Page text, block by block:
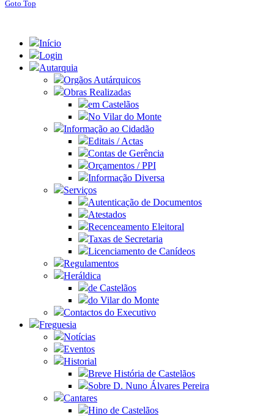
Goto Top
Início
Login
Autarquia
Orgãos Autárquicos
Obras Realizadas
em Castelãos
No Vilar do Monte
Informação ao Cidadão
Editais / Actas
Contas de Gerência
Orçamentos / PPI
Informação Diversa
Serviços
Autenticação de Documentos
Atestados
Recenceamento Eleitoral
Taxas de Secretaria
Licenciamento de Canídeos
Regulamentos
Heráldica
de Castelãos
do Vilar do Monte
Contactos do Executivo
Freguesia
Notícias
Eventos
Historial
Breve História de Castelãos
Sobre D. Nuno Álvares Pereira
Cantares
Hino de Castelãos